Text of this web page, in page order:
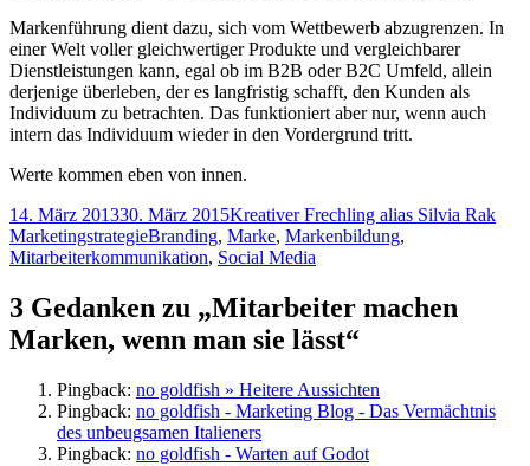
Markenführung dient dazu, sich vom Wettbewerb abzugrenzen. In
einer Welt voller gleichwertiger Produkte und vergleichbarer
Dienstleistungen kann, egal ob im B2B oder B2C Umfeld, allein
derjenige überleben, der es langfristig schafft, den Kunden als
Individuum zu betrachten. Das funktioniert aber nur, wenn auch
intern das Individuum wieder in den Vordergrund tritt.
Werte kommen eben von innen.
Veröffentlicht
am
14. März 201330. März 2015Autor
Kreativer Frechling alias Silvia Rak
MarketingstrategieTags
Branding, Marke, Markenbildung,
Mitarbeiterkommunikation, Social Media
3 Gedanken zu „Mitarbeiter machen
Marken, wenn man sie lässt“
Pingback: no goldfish » Heitere Aussichten
Pingback: no goldfish - Marketing Blog - Das Vermächtnis
des unbeugsamen Italieners
Pingback: no goldfish - Warten auf Godot